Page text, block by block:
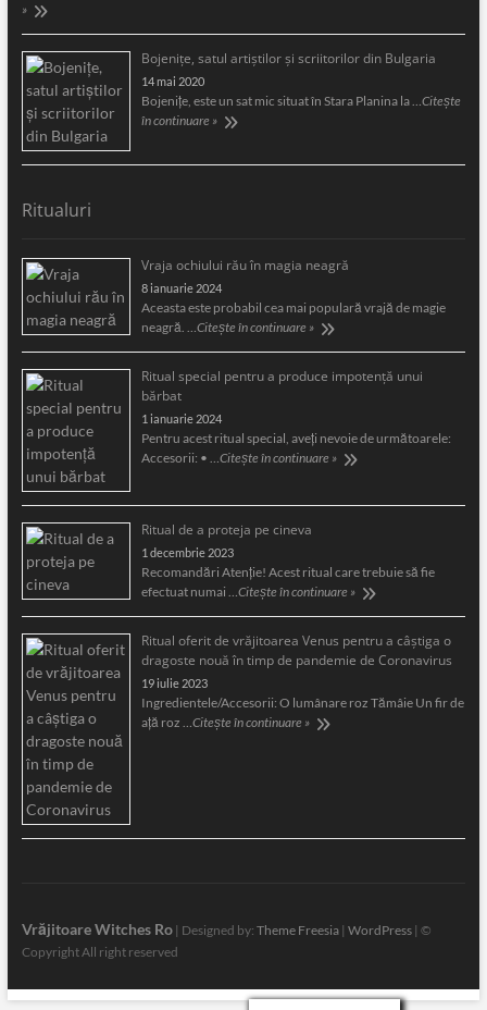
»
Bojeniţe, satul artiştilor şi scriitorilor din Bulgaria
14 mai 2020
Bojeniţe, este un sat mic situat în Stara Planina la …Citește
în continuare »
Ritualuri
Vraja ochiului rău în magia neagră
8 ianuarie 2024
Aceasta este probabil cea mai populară vrajă de magie
neagră. …Citește în continuare »
Ritual special pentru a produce impotență unui
bărbat
1 ianuarie 2024
Pentru acest ritual special, aveți nevoie de următoarele:
Accesorii: • …Citește în continuare »
Ritual de a proteja pe cineva
1 decembrie 2023
Recomandări Atenție! Acest ritual care trebuie să fie
efectuat numai …Citește în continuare »
Ritual oferit de vrăjitoarea Venus pentru a câştiga o
dragoste nouă în timp de pandemie de Coronavirus
19 iulie 2023
Ingredientele/Accesorii: O lumânare roz Tămâie Un fir de
aţă roz …Citește în continuare »
Vrăjitoare Witches Ro| Designed by: Theme Freesia| WordPress| ©
Copyright All right reserved